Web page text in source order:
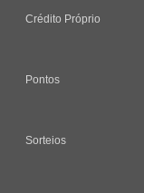
Crédito Próprio
Pontos
Sorteios